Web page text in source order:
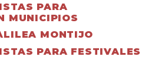
PARA
MUNICIPIOS
MONTIJO
PARA FESTIVALES